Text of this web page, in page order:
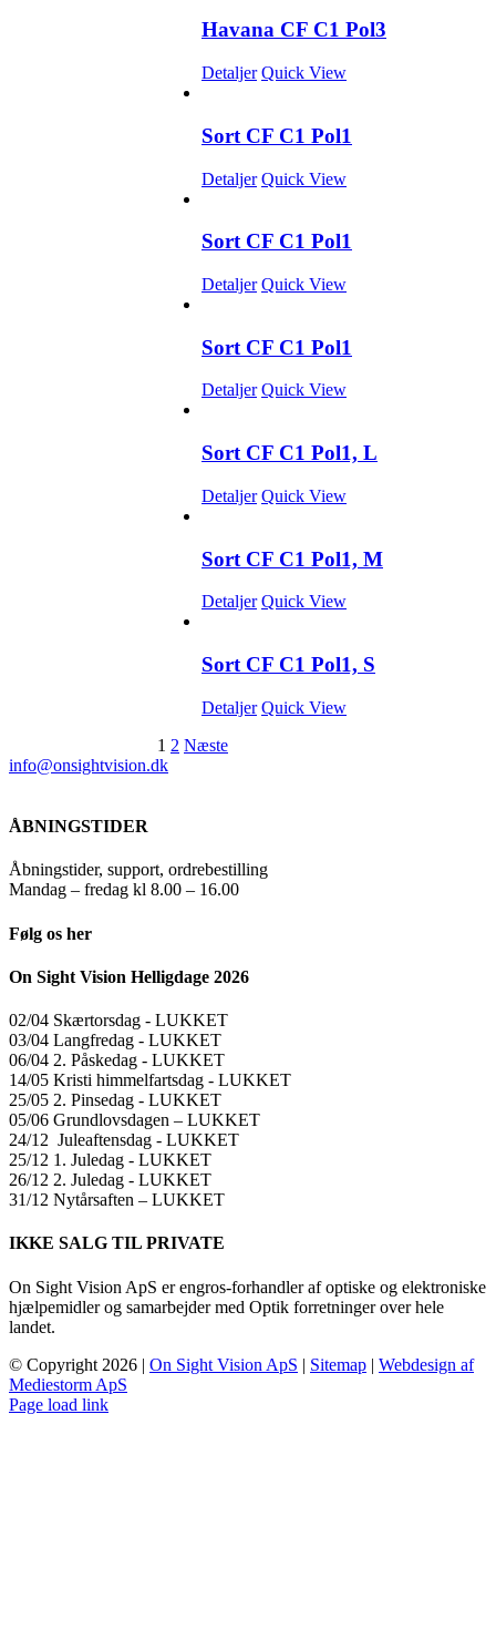
Havana CF C1 Pol3
Detaljer Quick View
Sort CF C1 Pol1
Detaljer Quick View
Sort CF C1 Pol1
Detaljer Quick View
Sort CF C1 Pol1
Detaljer Quick View
Sort CF C1 Pol1, L
Detaljer Quick View
Sort CF C1 Pol1, M
Detaljer Quick View
Sort CF C1 Pol1, S
Detaljer Quick View
1 2 Næste
info@onsightvision.dk
ÅBNINGSTIDER
Åbningstider, support, ordrebestilling
Mandag – fredag kl 8.00 – 16.00
Følg os her
On Sight Vision Helligdage 2026
02/04 Skærtorsdag ​​- LUKKET
03/04 Langfredag ​​- LUKKET
06/04 2. Påskedag ​​- LUKKET
14/05 Kristi himmelfartsdag ​​- LUKKET
25/05 2. Pinsedag ​​- LUKKET
05/06 Grundlovsdagen – LUKKET
24/12 Juleaftensdag ​​- LUKKET
25/12 1. Juledag ​​- LUKKET
26/12 2. Juledag ​​- LUKKET
31/12 Nytårsaften – LUKKET
IKKE SALG TIL PRIVATE
On Sight Vision ApS er engros-forhandler af optiske og elektroniske
hjælpemidler og samarbejder med Optik forretninger over hele
landet.
© Copyright 2026 | On Sight Vision ApS | Sitemap | Webdesign af
Mediestorm ApS
Page load link